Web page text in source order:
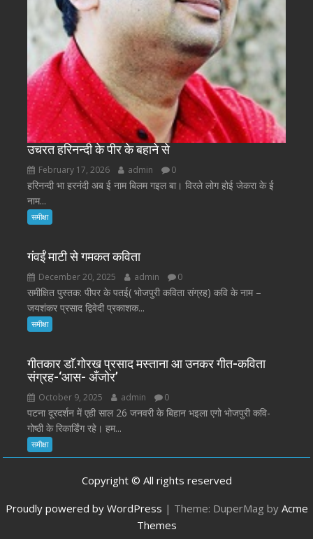
उचरत हरिनन्दी के पीर के बहाने से
February 17, 2026 admin 0
हरिनन्दी भा हरनंदी अब ई नाम बिलम गइल बा। विरले लोग होई जेकरा के ई
नाम...
समीक्षा
गंवईं माटी से गमकत कविता
December 20, 2025 admin 0
समीक्षित पुस्तक: पीपर के पतई( भोजपुरी कविता संग्रह) कवि के नाम –
जयशंकर प्रसाद द्विवेदी प्रकाशक...
समीक्षा
गीतकार डाॅ.गोरख प्रसाद मस्ताना आ उनकर गीत-कविता
संग्रह-‘आस- अँजोर’
October 9, 2025 admin 0
पटना दूरदर्शन में एही साल 26 जनवरी के बिहान भइला एगो भोजपुरी कवि-
गोष्ठी के रिकार्डिंग रहे। हम...
समीक्षा
Copyright © All rights reserved
Proudly powered by WordPress | Theme: DuperMag by Acme
Themes